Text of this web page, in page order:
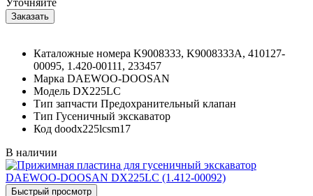
Каталожные номера K9008333, K9008333A, 410127-
00095, 1.420-00111, 233457
Марка DAEWOO-DOOSAN
Модель DX225LC
Тип запчасти Предохранительный клапан
Тип Гусеничный экскаватор
Код doodx225lcsm17
В наличии